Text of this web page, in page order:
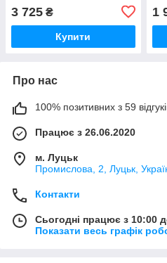
кишенями Стохід Варіант
3+4
3 725 ₴
Купити
1
Про нас
100% позитивних з 59
Працює з 26.06.2020
м. Луцьк
Промислова, 2, Луцьк,
Контакти
Сьогодні працює з 10:00
Показати весь графік